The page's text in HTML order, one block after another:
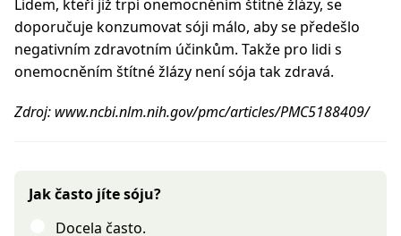
Lidem, kteří již trpí onemocněním štítné žlázy, se
doporučuje konzumovat sóji málo, aby se předešlo
negativním zdravotním účinkům. Takže pro lidi s
onemocněním štítné žlázy není sója tak zdravá.
Zdroj: www.ncbi.nlm.nih.gov/pmc/articles/PMC5188409/
Jak často jíte sóju?
Docela často.